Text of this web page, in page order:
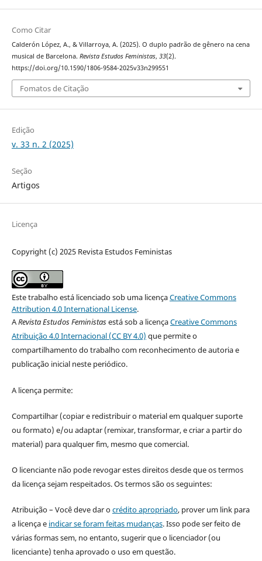
Como Citar
Calderón López, A., & Villarroya, A. (2025). O duplo padrão de gênero na cena
musical de Barcelona. Revista Estudos Feministas, 33(2).
https://doi.org/10.1590/1806-9584-2025v33n299551
Fomatos de Citação
Edição
v. 33 n. 2 (2025)
Seção
Artigos
Licença
Copyright (c) 2025 Revista Estudos Feministas
Este trabalho está licenciado sob uma licençaCreative Commons
Attribution 4.0 International License.
ARevista Estudos Feministasestá sob a licençaCreative Commons
Atribuição 4.0 Internacional (CC BY 4.0) que permite o
compartilhamento do trabalho com reconhecimento de autoria e
publicação inicial neste periódico.
A licença permite:
Compartilhar (copiar e redistribuir o material em qualquer suporte
ou formato) e/ou adaptar (remixar, transformar, e criar a partir do
material) para qualquer fim, mesmo que comercial.
O licenciante não pode revogar estes direitos desde que os termos
da licença sejam respeitados. Os termos são os seguintes:
Atribuição – Você deve dar ocrédito apropriado, prover um link para
a licença e indicar se foram feitas mudanças. Isso pode ser feito de
várias formas sem, no entanto, sugerir que o licenciador (ou
licenciante) tenha aprovado o uso em questão.